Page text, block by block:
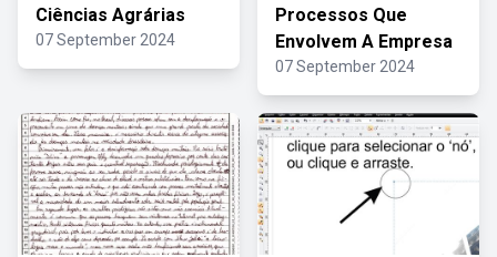
Ciências Agrárias
07 September 2024
Processos Que
Envolvem A Empresa
07 September 2024